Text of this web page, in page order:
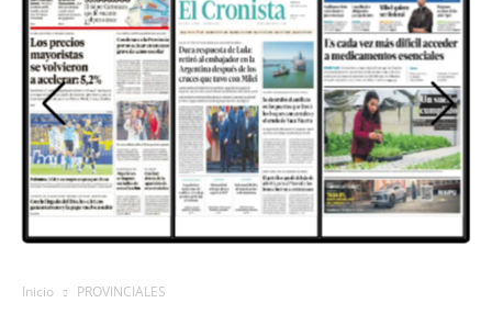
GOLD
ORAN
107.1
Inicio PROVINCIALES